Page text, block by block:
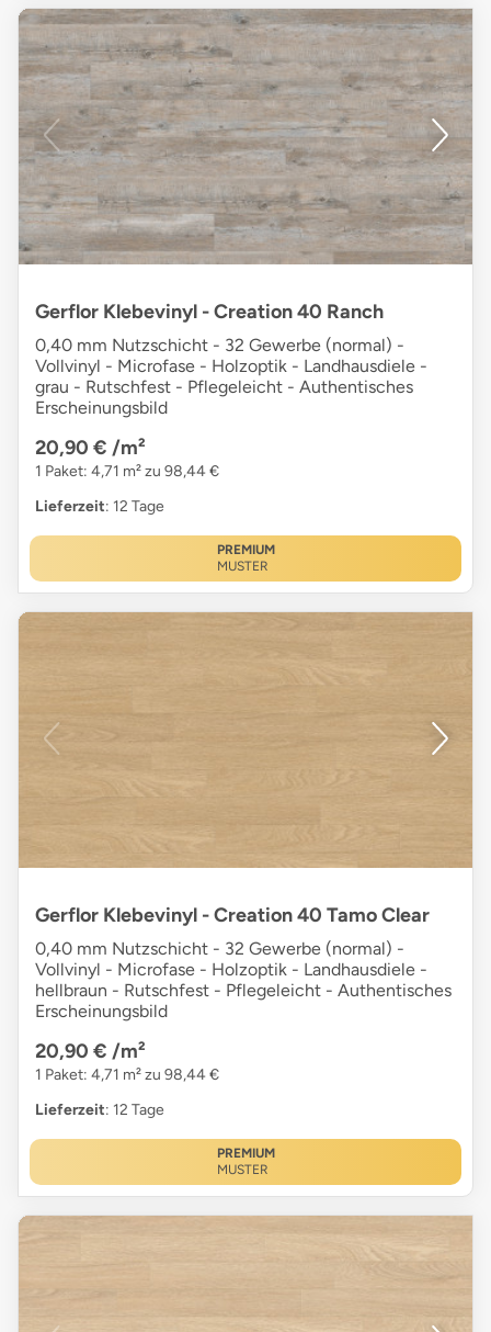
Gerflor Klebevinyl - Creation 40 Ranch
0,40 mm Nutzschicht - 32 Gewerbe (normal) -
Vollvinyl - Microfase - Holzoptik - Landhausdiele -
grau - Rutschfest - Pflegeleicht - Authentisches
Erscheinungsbild
20,90 € /m²
1 Paket: 4,71 m² zu 98,44 €
Lieferzeit: 12 Tage
PREMIUM
MUSTER
Gerflor Klebevinyl - Creation 40 Tamo Clear
0,40 mm Nutzschicht - 32 Gewerbe (normal) -
Vollvinyl - Microfase - Holzoptik - Landhausdiele -
hellbraun - Rutschfest - Pflegeleicht - Authentisches
Erscheinungsbild
20,90 € /m²
1 Paket: 4,71 m² zu 98,44 €
Lieferzeit: 12 Tage
PREMIUM
MUSTER